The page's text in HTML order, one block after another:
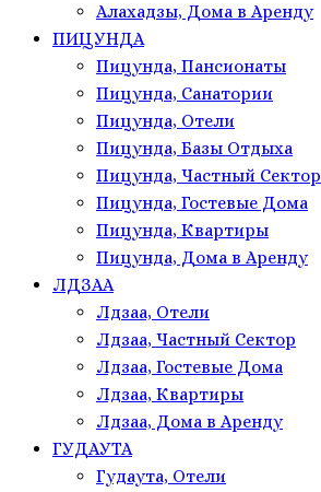
Алахадзы, Дома в Аренду
ПИЦУНДА
Пицунда, Пансионаты
Пицунда, Санатории
Пицунда, Отели
Пицунда, Базы Отдыха
Пицунда, Частный Сектор
Пицунда, Гостевые Дома
Пицунда, Квартиры
Пицунда, Дома в Аренду
ЛДЗАА
Лдзаа, Отели
Лдзаа, Частный Сектор
Лдзаа, Гостевые Дома
Лдзаа, Квартиры
Лдзаа, Дома в Аренду
ГУДАУТА
Гудаута, Отели